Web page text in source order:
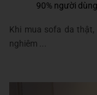
90% người
Khi mua sofa da
nghiêm ...